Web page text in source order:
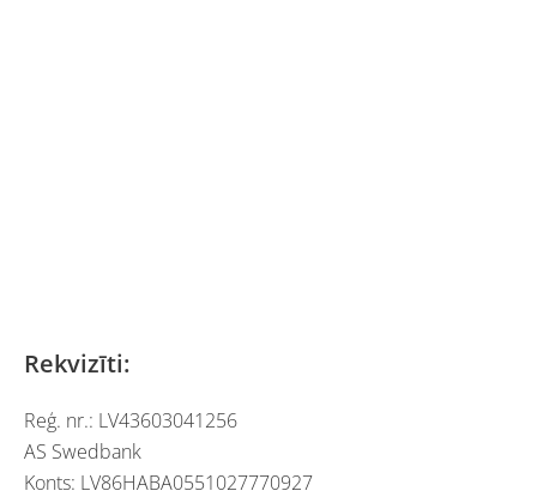
Rekvizīti:
Reģ. nr.: LV43603041256
AS Swedbank
Konts: LV86HABA0551027770927